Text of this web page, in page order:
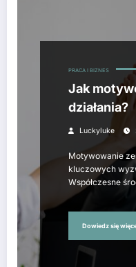
PRACA I BIZNES
Jak
działania?
Luckyluke
Motywowanie
kluczowych
Współczesne
Dowiedz się